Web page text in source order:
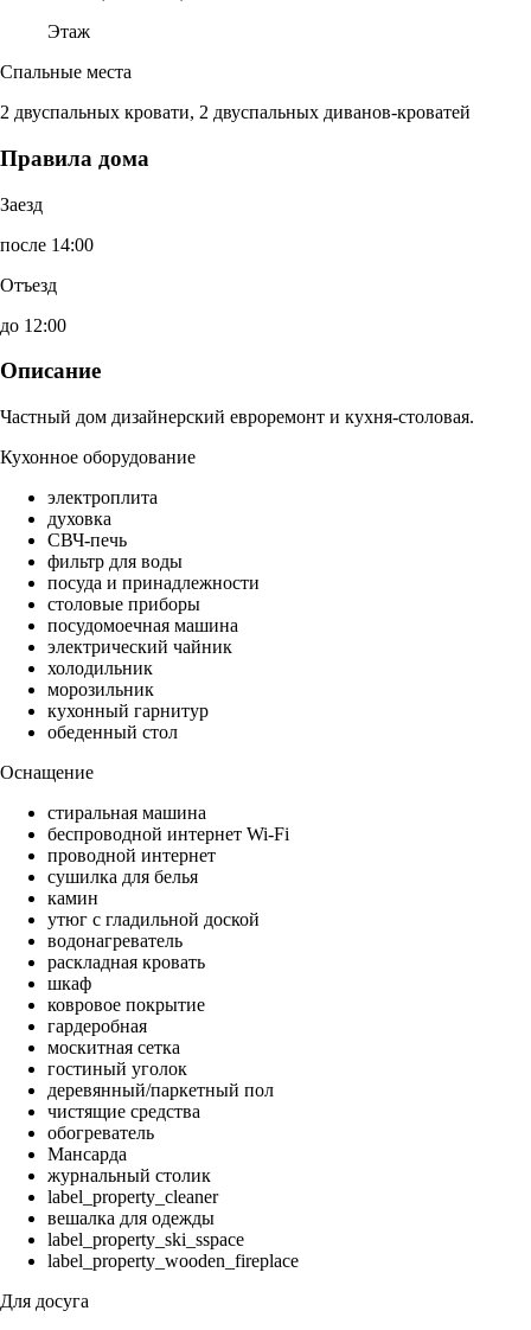
Этаж
Спальные места
2 двуспальных кровати, 2 двуспальных диванов-кроватей
Правила дома
Заезд
после 14:00
Отъезд
до 12:00
Описание
Частный дом дизайнерский евроремонт и кухня-столовая.
Кухонное оборудование
электроплита
духовка
СВЧ-печь
фильтр для воды
посуда и принадлежности
столовые приборы
посудомоечная машина
электрический чайник
холодильник
морозильник
кухонный гарнитур
обеденный стол
Оснащение
стиральная машина
беспроводной интернет Wi-Fi
проводной интернет
сушилка для белья
камин
утюг с гладильной доской
водонагреватель
раскладная кровать
шкаф
ковровое покрытие
гардеробная
москитная сетка
гостиный уголок
деревянный/паркетный пол
чистящие средства
обогреватель
Мансарда
журнальный столик
label_property_cleaner
вешалка для одежды
label_property_ski_sspace
label_property_wooden_fireplace
Для досуга